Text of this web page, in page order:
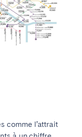
comme l’attrait